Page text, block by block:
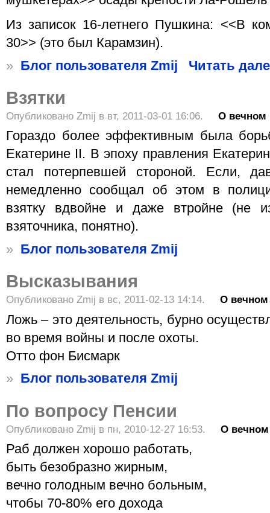
Из записок 16-летнего Пушкина: <<В
30>> (это был Карамзин).
» Блог пользователя Zmij Читать
Взятки
Опубликовано Zmij в вт, 2011-03-01 16:06. О вечном
Гораздо более эффективным была
Екатерине II. В эпоху правления
стал потерпевшей стороной. Если,
немедленно сообщал об этом в
взятку вдвойне и даже втройне (не
взяточника, понятно).
» Блог пользователя Zmij
Высказывания
Опубликовано Zmij в вс, 2011-02-13 14:14. О вечном
Ложь – это деятельность, бурно
во время войны и после охоты.
Отто фон Бисмарк
»
Блог пользователя Zmij
По вопросу Пенсии
Опубликовано Zmij в пн, 2010-12-27 16:53. О вечном
Раб должен хорошо работать,
быть безобразно жирным,
вечно голодным вечно больным,
чтобы 70-80% его дохода